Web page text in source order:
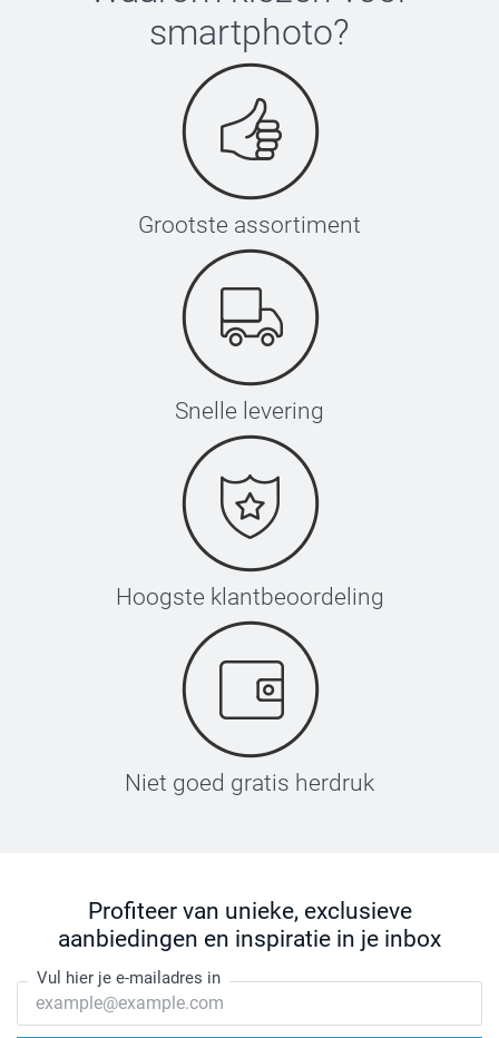
smartphoto?
Grootste assortiment
Snelle levering
Hoogste klantbeoordeling
Niet goed gratis herdruk
Profiteer van unieke, exclusieve
aanbiedingen en inspiratie in je inbox
Vul hier je e-mailadres in